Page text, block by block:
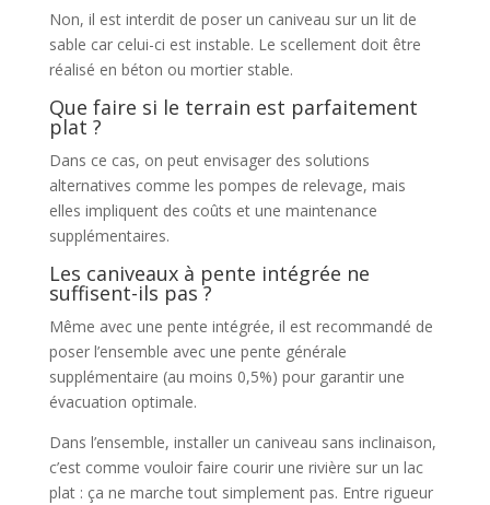
Non, il est interdit de poser un caniveau sur un lit de
sable car celui-ci est instable. Le scellement doit être
réalisé en béton ou mortier stable.
Que faire si le terrain est parfaitement
plat ?
Dans ce cas, on peut envisager des solutions
alternatives comme les pompes de relevage, mais
elles impliquent des coûts et une maintenance
supplémentaires.
Les caniveaux à pente intégrée ne
suffisent-ils pas ?
Même avec une pente intégrée, il est recommandé de
poser l’ensemble avec une pente générale
supplémentaire (au moins 0,5%) pour garantir une
évacuation optimale.
Dans l’ensemble, installer un caniveau sans inclinaison,
c’est comme vouloir faire courir une rivière sur un lac
plat : ça ne marche tout simplement pas. Entre rigueur